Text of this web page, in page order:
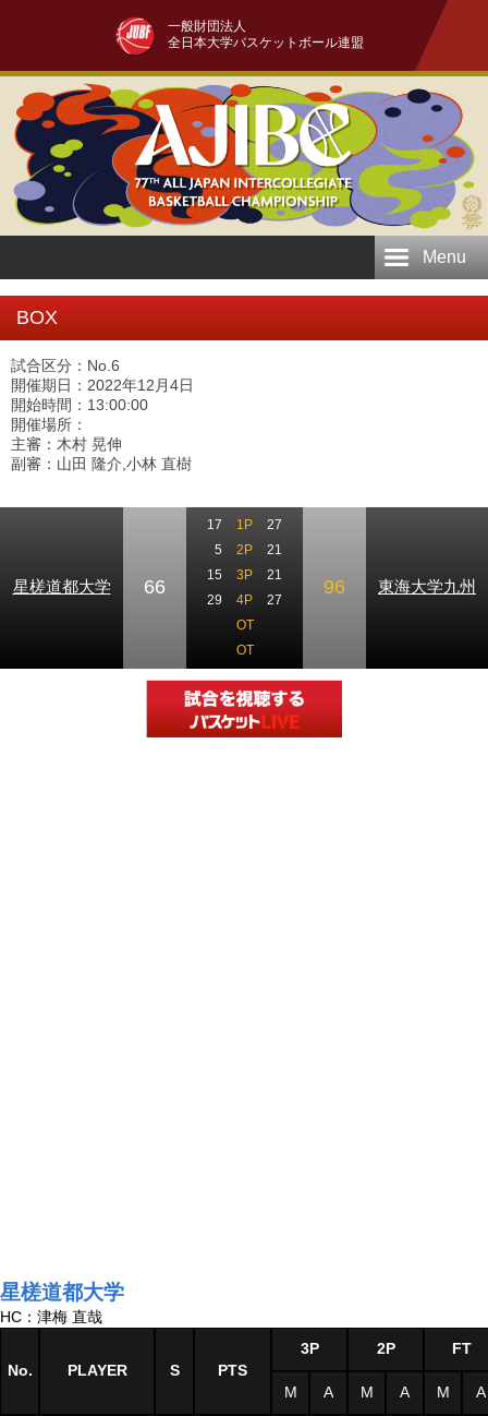
一般財団法人
全日本大学バスケットボール連盟
Menu
BOX
試合区分：No.6
開催期日：2022年12月4日
開始時間：13:00:00
開催場所：
主審：木村 晃伸
副審：山田 隆介,小林 直樹
星槎道都大学 66
17 1P
27
5
2P
21
15
3P
21
29
4P
27
OT
OT
96 東海大学九州
星槎道都大学
HC：津梅 直哉
No. PLAYER S PTS
3P 2P FT
M A M A M A